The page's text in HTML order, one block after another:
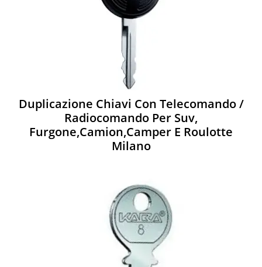
Duplicazione Chiavi Con Telecomando /
Radiocomando Per Suv,
Furgone,camion,camper E Roulotte
Milano